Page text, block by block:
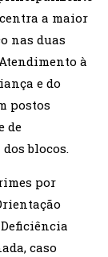
a maior
nas duas
à
e do
postos
de
blocos.
por
caso